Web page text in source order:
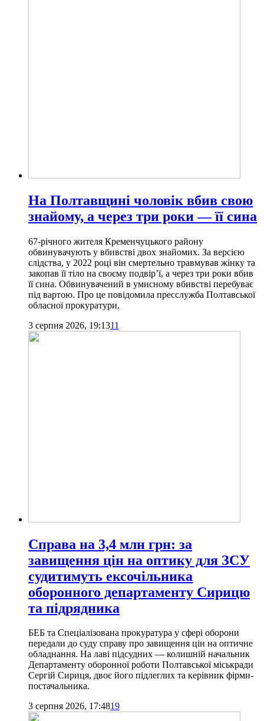
На Полтавщині чоловік вбив свою
знайому, а через три роки — її сина
67-річного жителя Кременчуцького району
обвинувачують у вбивстві двох знайомих. За версією
слідства, у 2022 році він смертельно травмував жінку та
закопав її тіло на своєму подвір’ї, а через три роки вбив
її сина. Обвинувачений в умисному вбивстві перебуває
під вартою. Про це повідомила пресслужба Полтавської
обласної прокуратури.
3 серпня 2026, 19:1311
Справа на 3,4 млн грн: за
завищення цін на оптику для ЗСУ
судитимуть ексочільника
оборонного департаменту Сирицю
та підрядника
БЕБ та Спеціалізована прокуратура у сфері оборони
передали до суду справу про завищення цін на оптичне
обладнання. На лаві підсудних — колишній начальник
Департаменту оборонної роботи Полтавської міськради
Сергій Сириця, двоє його підлеглих та керівник фірми-
постачальника.
3 серпня 2026, 17:4819